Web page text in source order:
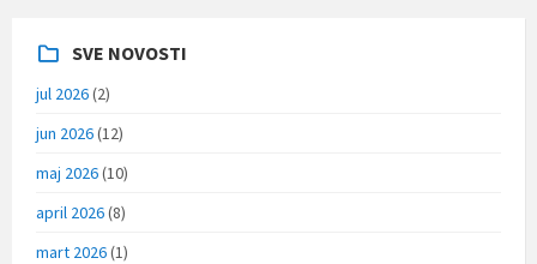
SVE NOVOSTI
jul 2026(2)
jun 2026(12)
maj 2026(10)
april 2026(8)
mart 2026(1)